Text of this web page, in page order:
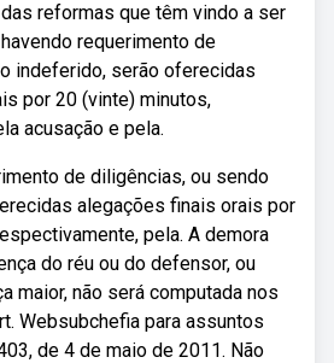
reformas que têm vindo a ser
requerimento de
indeferido, serão oferecidas
por 20 (vinte) minutos,
acusação e pela.
de diligências, ou sendo
alegações finais orais por
pela. A demora
do réu ou do defensor, ou
maior, não será computada nos
Websubchefia para assuntos
de 4 de maio de 2011. Não